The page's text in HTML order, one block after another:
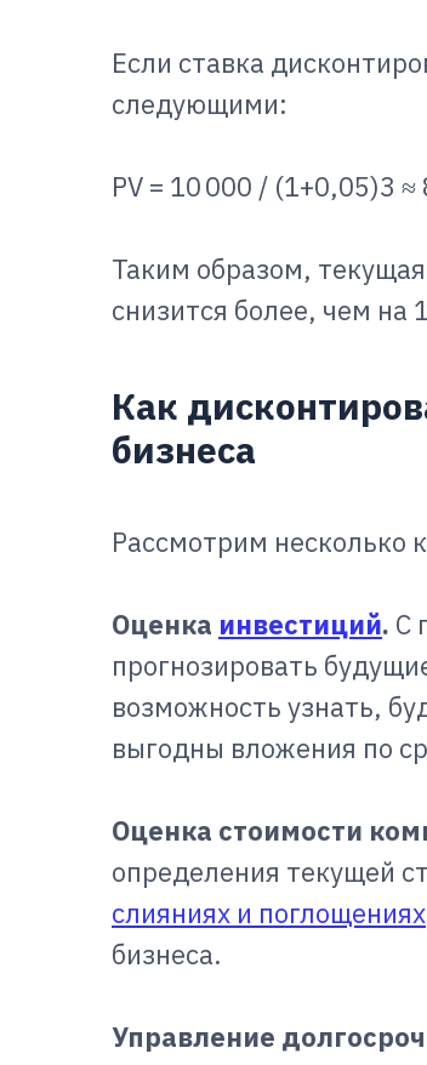
Если ставка
следующими:
PV = 10 000 / (1+0,05)3
Таким образом,
снизится более, чем на
Как
бизнеса
Рассмотрим несколько
Оценка инвестиций. С
прогнозировать
возможность узнать,
выгодны вложения по
Оценка стоимости
определения текущей
слияниях и поглощениях
бизнеса.
Управление